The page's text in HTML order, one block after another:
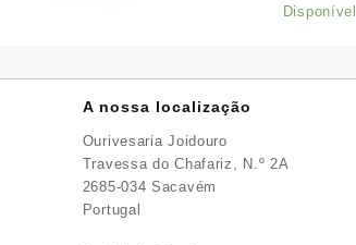
Disponível
A nossa localização
Ourivesaria Joidouro
Travessa do Chafariz, N.º 2A
2685-034 Sacavém
Portugal